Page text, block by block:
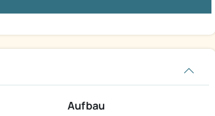
Aufbau